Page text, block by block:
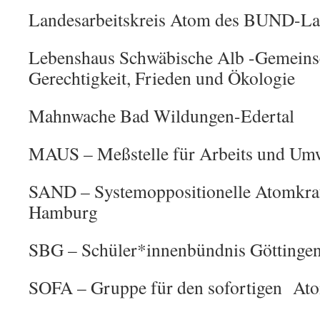
Landesarbeitskreis Atom des BUND-
Lebenshaus Schwäbische Alb -
Gerechtigkeit, Frieden und Ökologie
Mahnwache Bad Wildungen-Edertal
MAUS – Meßstelle für Arbeits und
SAND – Systemoppositionelle
Hamburg
SBG – Schüler*innenbündnis
SOFA – Gruppe für den sofortigen